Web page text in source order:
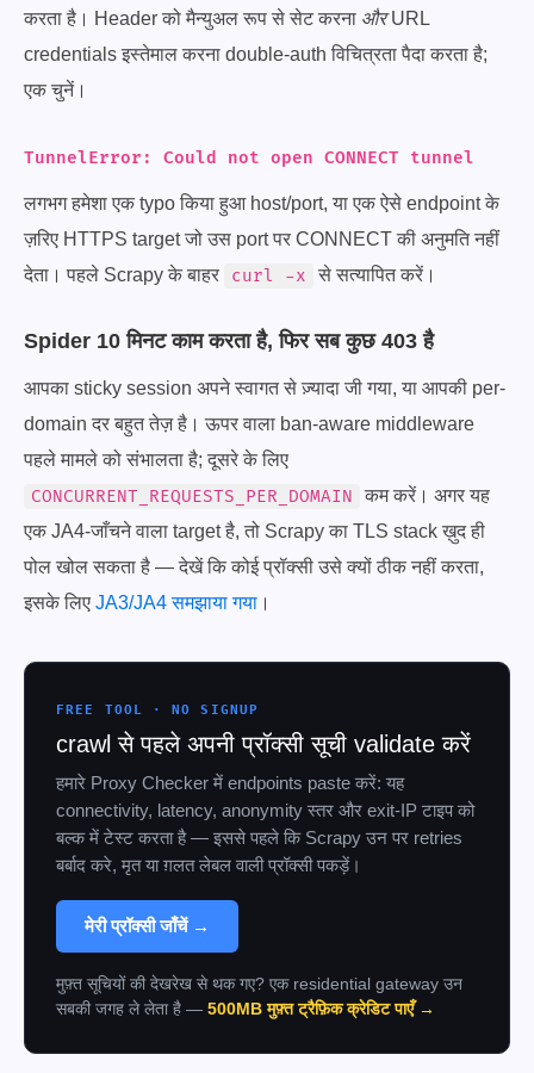
करता है। Header को मैन्युअल रूप से सेट करना औरURL
credentials इस्तेमाल करना double-auth विचित्रता पैदा करता है;
एक चुनें।
TunnelError: Could not open CONNECT tunnel
लगभग हमेशा एक typo किया हुआ host/port, या एक ऐसे endpoint के
ज़रिए HTTPS target जो उस port पर CONNECT की अनुमति नहीं
देता। पहले Scrapy के बाहर
curl -x से सत्यापित करें।
Spider 10 मिनट काम करता है, फिर सब कुछ 403 है
आपका sticky session अपने स्वागत से ज़्यादा जी गया, या आपकी per-
domain दर बहुत तेज़ है। ऊपर वाला ban-aware middleware
पहले मामले को संभालता है; दूसरे के लिए
CONCURRENT_REQUESTS_PER_DOMAIN कम करें। अगर यह
एक JA4-जाँचने वाला target है, तो Scrapy का TLS stack ख़ुद ही
पोल खोल सकता है — देखें कि कोई प्रॉक्सी उसे क्यों ठीक नहीं करता,
इसके लिए JA3/JA4 समझाया गया ।
FREE TOOL · NO SIGNUP
crawl से पहले अपनी प्रॉक्सी सूची validate करें
हमारे Proxy Checker में endpoints paste करें: यह
connectivity, latency, anonymity स्तर और exit-IP टाइप को
बल्क में टेस्ट करता है — इससे पहले कि Scrapy उन पर retries
बर्बाद करे, मृत या ग़लत लेबल वाली प्रॉक्सी पकड़ें।
मेरी प्रॉक्सी जाँचें →
मुफ़्त सूचियों की देखरेख से थक गए? एक residential gateway उन
सबकी जगह ले लेता है — 500MB मुफ़्त ट्रैफ़िक क्रेडिट पाएँ →